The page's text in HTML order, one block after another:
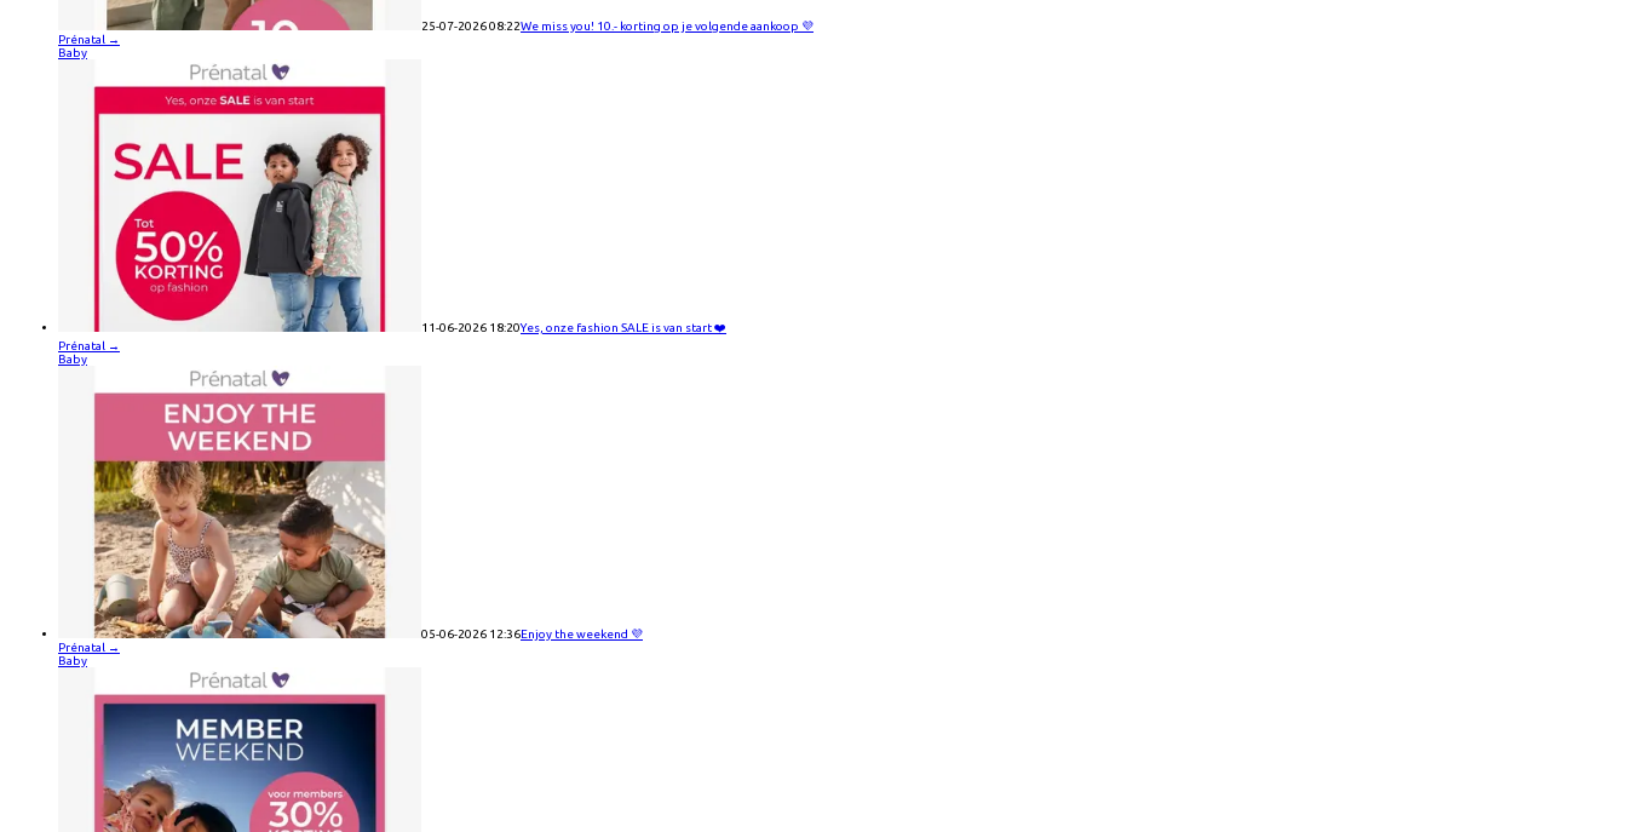
25-07-2026 08:22We miss you! 10.- korting op je volgende aankoop 💜​
Prénatal →
Baby
11-06-2026 18:20Yes, onze fashion SALE is van start ❤️
Prénatal →
Baby
05-06-2026 12:36Enjoy the weekend 💜
Prénatal →
Baby